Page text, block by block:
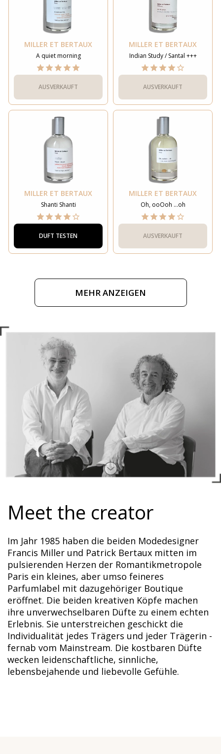
MILLER ET BERTAUX
A quiet morning
AUSVERKAUFT
MILLER ET BERTAUX
Indian Study / Santal +++
AUSVERKAUFT
MILLER ET BERTAUX
Shanti Shanti
DUFT TESTEN
MILLER ET BERTAUX
Oh, ooOoh ...oh
AUSVERKAUFT
MEHR ANZEIGEN
Meet the creator
Im Jahr 1985 haben die beiden Modedesigner
Francis Miller und Patrick Bertaux mitten im
pulsierenden Herzen der Romantikmetropole
Paris ein kleines, aber umso feineres
Parfumlabel mit dazugehöriger Boutique
eröffnet. Die beiden kreativen Köpfe machen
ihre unverwechselbaren Düfte zu einem echten
Erlebnis. Sie unterstreichen geschickt die
Individualität jedes Trägers und jeder Trägerin -
fernab vom Mainstream. Die kostbaren Düfte
wecken leidenschaftliche, sinnliche,
lebensbejahende und liebevolle Gefühle.